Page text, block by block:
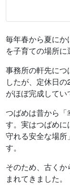
毎年春から夏に
を子育ての場所に
事務所の軒先につ
したが、定休日
がほぼ完成してい
つばめは昔から「
す。実はつばめ
守れる安全な場
す。
そのため、古く
まれてきました。